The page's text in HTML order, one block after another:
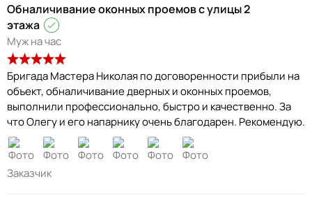
Обналичивание оконных проемов с улицы 2
этажа
Муж на час
Бригада Мастера Николая по договоренности прибыли на
объект, обналичивание дверных и оконных проемов,
выполнили профессионально, быстро и качественно. За
что Олегу и его напарнику очень благодарен. Рекомендую.
Заказчик